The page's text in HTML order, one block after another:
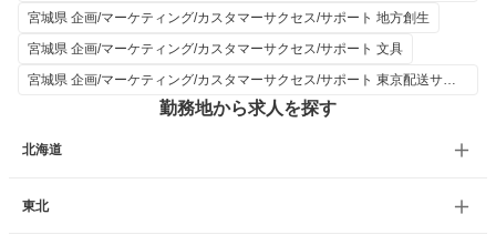
宮城県 企画/マーケティング/カスタマーサクセス/サポート 地方創生
宮城県 企画/マーケティング/カスタマーサクセス/サポート 文具
宮城県 企画/マーケティング/カスタマーサクセス/サポート 東京配送サービス
勤務地から求人を探す
北海道
東北